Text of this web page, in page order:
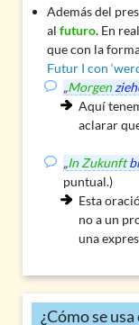
Además del
alfuturo. En
que con la
Futur I con
„Morgen
Aquí
aclarar
„In Zukunft
puntual.)
Esta
no a un
una
¿Cómo se